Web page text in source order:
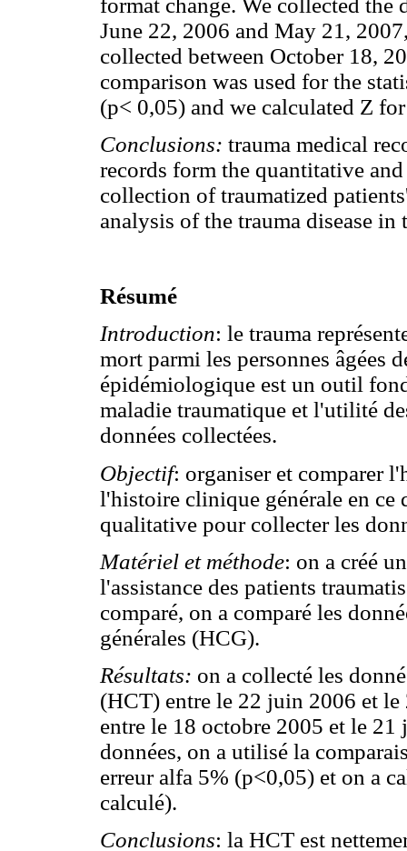
June 22, 2006 and May 21,
collected between October 18,
comparison was used for the
(p< 0,05) and we calculated Z
Conclusions: trauma medical
records form the quantitative
collection of traumatized
analysis of the trauma disease
Résumé
Introduction: le trauma
mort parmi les personnes âgées
épidémiologique est un outil
maladie traumatique et l'utilité
données collectées.
Objectif: organiser et comparer
l'histoire clinique générale en ce
qualitative pour collecter les
Matériel et méthode: on a créé
l'assistance des patients
comparé, on a comparé les
générales (HCG).
Résultats: on a collecté les
(HCT) entre le 22 juin 2006 et
entre le 18 octobre 2005 et le
données, on a utilisé la
erreur alfa 5% (p<0,05) et on a
calculé).
Conclusions: la HCT est